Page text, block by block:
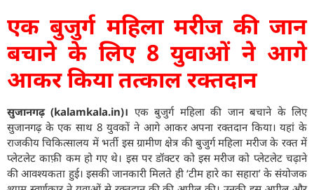
एक बुजुर्ग महिला मरीज की जान
बचाने के लिए 8 युवाओं ने आगे
आकर किया तत्काल रक्तदान
सुजानगढ़ (kalamkala.in)। एक बुजुर्ग महिला की जान बचाने के लिए
सुजानगढ़ के एक साथ 8 युवकों ने आगे आकर अपना रक्तदान किया। यहां के
राजकीय चिकित्सालय में भर्ती इस ग्रामीण क्षेत्र की बुजुर्ग महिला मरीज के रक्त में
प्लेटलेट काफ़ी कम हो गए थे। इस पर डॉक्टर को इस मरीज को प्लेटलेट चढ़ाने
की आवश्यकता हुई। इसकी जानकारी मिलते ही ‘टीम हारे का सहारा’ के संयोजक